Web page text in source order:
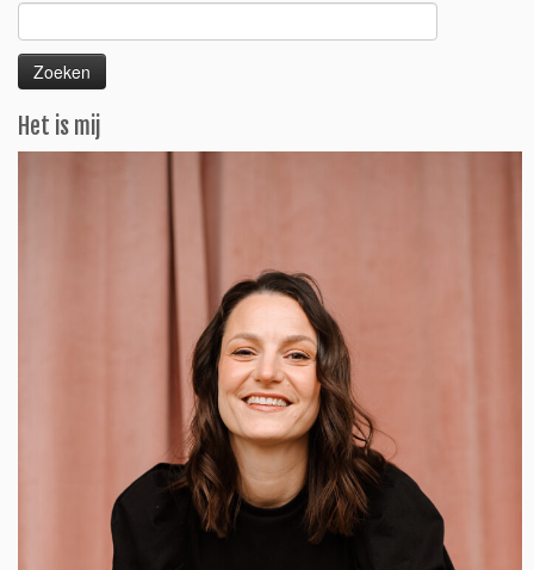
Zoeken
naar:
Het is mij